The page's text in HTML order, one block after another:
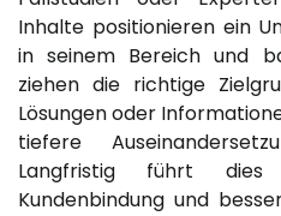
Inhalte positionieren ein
in seinem Bereich und
ziehen die richtige
Lösungen oder
tiefere
Langfristig führt
Kundenbindung und